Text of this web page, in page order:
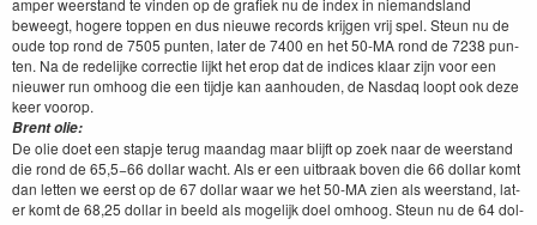
amper weer­stand te vin­den op de grafiek nu de index in nie­mand­s­land
beweegt, hogere top­pen en dus nieuwe records kri­j­gen vrij spel. Ste­un nu de
oude top rond de 7505 pun­ten, lat­er de 7400 en het50-MArond de 7238 pun­
ten. Na de redelijke cor­rec­tie lijkt het erop dat de indices klaar zijn voor een
nieuw­er run omhoog die een tijd­je kan aan­houden, de Nas­daq loopt ook deze
keer voorop.
Brent olie:
De olie doet een stap­je terug maandag maar bli­jft op zoek naar de weer­stand
die rond de 65,5−66 dol­lar wacht. Als er een uit­braak boven die 66 dol­lar komt
dan let­ten we eerst op de 67dol­lar waar we het50-MAzien als weer­stand, lat­
er komt de 68,25 dol­lar in beeld als mogelijk doel omhoog. Ste­un nu de 64dol­